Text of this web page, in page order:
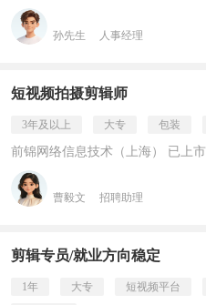
孙先生 人事经理
短视频拍摄剪辑师
3年及以上 大专 包装
前锦网络信息技术（上海） 已上市
曹毅文 招聘助理
剪辑专员/就业方向稳定
1年 大专 短视频平台